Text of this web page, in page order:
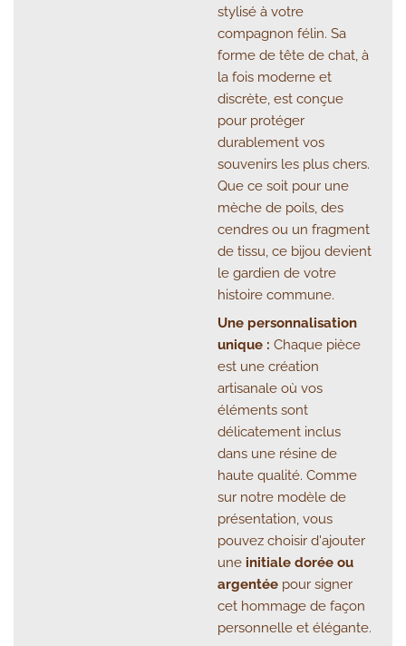
stylisé à votre
compagnon félin. Sa
forme de tête de chat, à
la fois moderne et
discrète, est conçue
pour protéger
durablement vos
souvenirs les plus chers.
Que ce soit pour une
mèche de poils, des
cendres ou un fragment
de tissu, ce bijou devient
le gardien de votre
histoire commune.
Une personnalisation
unique : Chaque pièce
est une création
artisanale où vos
éléments sont
délicatement inclus
dans une résine de
haute qualité. Comme
sur notre modèle de
présentation, vous
pouvez choisir d'ajouter
une initiale dorée ou
argentée pour signer
cet hommage de façon
personnelle et élégante.